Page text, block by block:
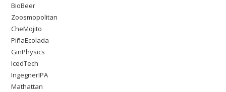
BioBeer
Zoosmopolitan
CheMojito
PiñaEcolada
GinPhysics
IcedTech
IngegnerIPA
Mathattan